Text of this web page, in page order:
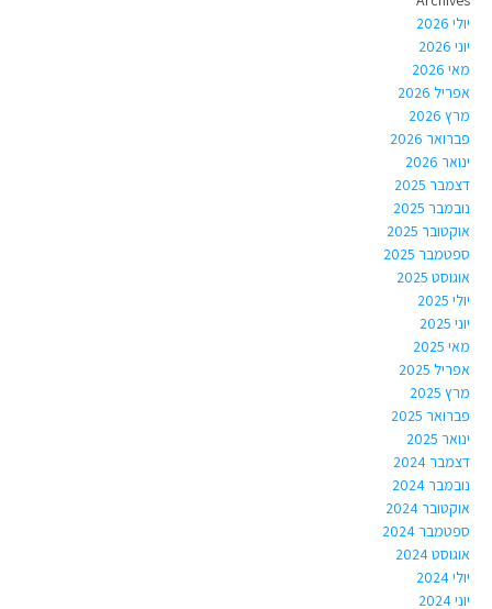
יולי 2026
יוני 2026
מאי 2026
אפריל 2026
מרץ 2026
פברואר 2026
ינואר 2026
דצמבר 2025
נובמבר 2025
אוקטובר 2025
ספטמבר 2025
אוגוסט 2025
יולי 2025
יוני 2025
מאי 2025
אפריל 2025
מרץ 2025
פברואר 2025
ינואר 2025
דצמבר 2024
נובמבר 2024
אוקטובר 2024
ספטמבר 2024
אוגוסט 2024
יולי 2024
יוני 2024